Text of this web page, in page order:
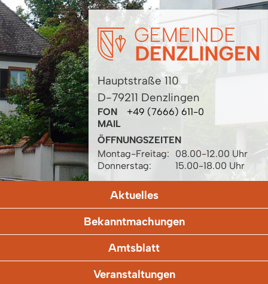
Hauptstraße 110
D-79211 Denzlingen
FON
+49 (7666) 611-0
MAIL
ÖFFNUNGSZEITEN
Montag-Freitag:
08.00-12.00 Uhr
Donnerstag:
15.00-18.00 Uhr
Aktuelles
Bekanntmachungen
Amtsblatt
Veranstaltungen